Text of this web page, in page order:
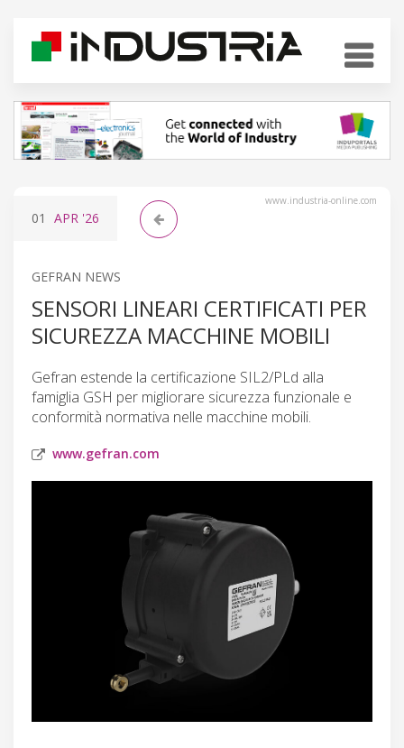
www.industria-online.com
01 APR '26
GEFRAN NEWS
SENSORI LINEARI CERTIFICATI PER
SICUREZZA MACCHINE MOBILI
Gefran estende la certificazione SIL2/PLd alla
famiglia GSH per migliorare sicurezza funzionale e
conformità normativa nelle macchine mobili.
www.gefran.com